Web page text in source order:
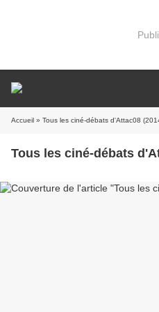
Accueil » Tous les ciné-débats d'Attac08
Tous les ciné-débats